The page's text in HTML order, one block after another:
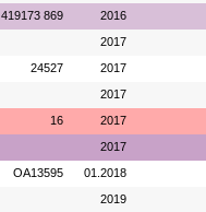
419173 869 2016
2017
24527 2017
2017
16 2017
2017
OA13595 01.2018
2019